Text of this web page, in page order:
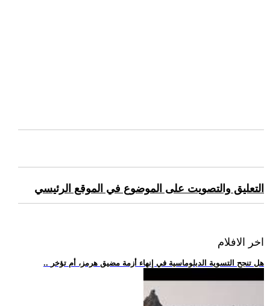
التعليق والتصويت على الموضوع في الموقع الرئيسي
اخر الافلام
.. هل تنجح التسوية الدبلوماسية في إنهاء أزمة مضيق هرمز، أم تؤخر